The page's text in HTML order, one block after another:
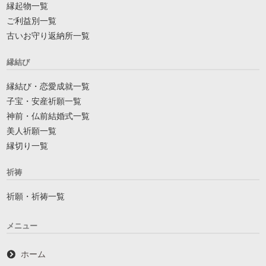
縁起物一覧
ご利益別一覧
古いお守り返納所一覧
縁結び
縁結び・恋愛成就一覧
子宝・安産祈願一覧
神前・仏前結婚式一覧
美人祈願一覧
縁切り一覧
祈祷
祈願・祈祷一覧
メニュー
ホーム